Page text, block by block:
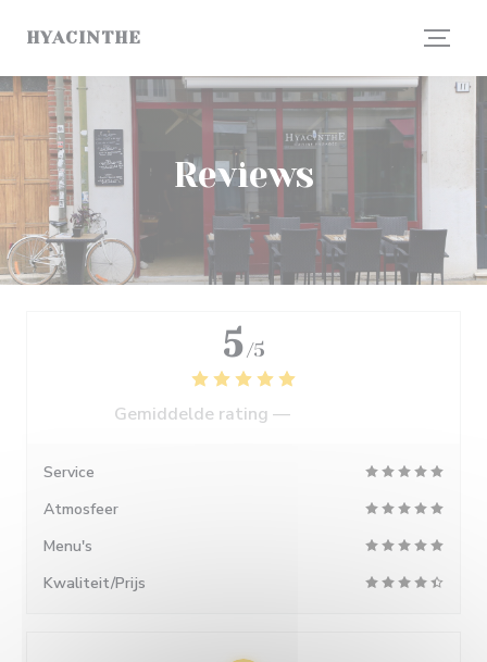
HYACINTHE
Reviews
5 /5
Gemiddelde rating —
Service
Atmosfeer
Menu's
Kwaliteit/Prijs